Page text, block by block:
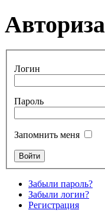
Логин
Пароль
Запомнить меня
Забыли пароль?
Забыли логин?
Регистрация